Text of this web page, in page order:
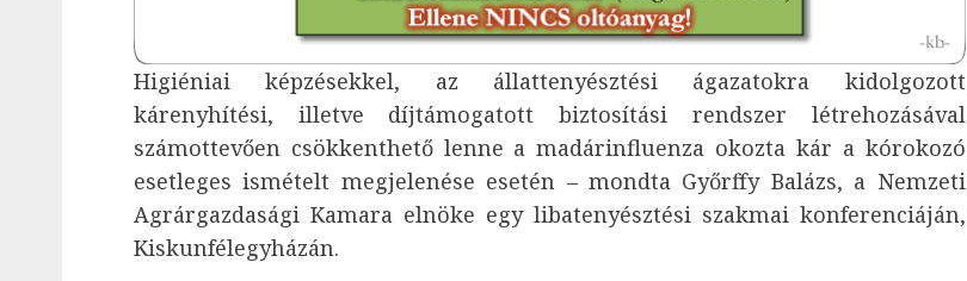
Higiéniai képzésekkel, az állattenyésztési ágazatokra kidolgozott
kárenyhítési, illetve díjtámogatott biztosítási rendszer létrehozásával
számottevően csökkenthető lenne a madárinfluenza okozta kár a kórokozó
esetleges ismételt megjelenése esetén – mondta Győrffy Balázs, a Nemzeti
Agrárgazdasági Kamara elnöke egy libatenyésztési szakmai konferenciáján,
Kiskunfélegyházán.